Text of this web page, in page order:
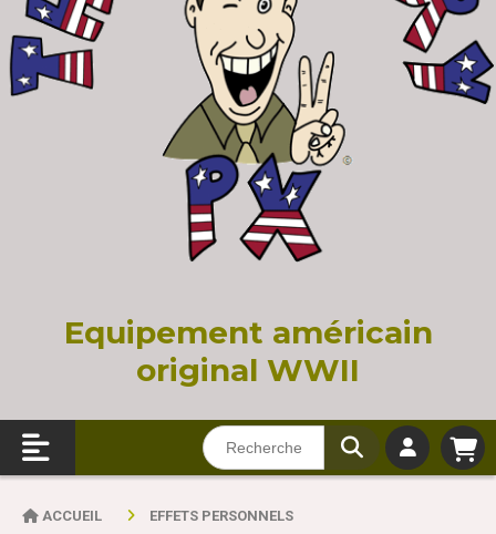
Equipement américain
original WWII
ACCUEIL EFFETS PERSONNELS